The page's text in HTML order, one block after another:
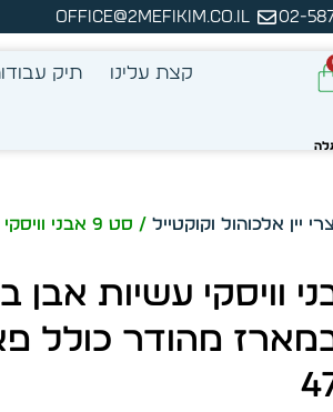
02-
office@2mefikim.co.il
קצת עלינו תיק
יין אלכוהול וקוקטייל / סט 9 אבני וויסקי עשיות אבן בזלת טבעית במארז מהודר כולל פאוץ, דגם 4790
9 אבני וויסקי עשיות אבן
מהודר כולל